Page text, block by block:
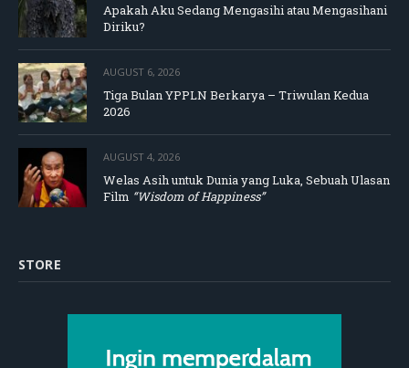
Apakah Aku Sedang Mengasihi atau Mengasihani
Diriku?
AUGUST 6, 2026
Tiga Bulan YPPLN Berkarya – Triwulan Kedua
2026
AUGUST 4, 2026
Welas Asih untuk Dunia yang Luka, Sebuah Ulasan
Film “Wisdom of Happiness”
STORE